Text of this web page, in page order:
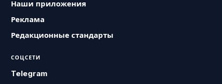
Наши приложения
Реклама
Редакционные стандарты
СОЦСЕТИ
Telegram